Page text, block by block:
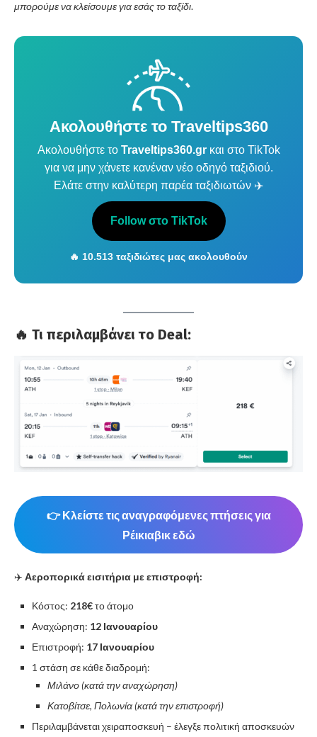
μπορούμε να κλείσουμε για εσάς το ταξίδι.
Ακολουθήστε το Traveltips360
Ακολουθήστε το Traveltips360.grκαι στο TikTok
για να μην χάνετε κανέναν νέο οδηγό ταξιδιού.
Ελάτε στην καλύτερη παρέα ταξιδιωτών ✈️
Follow στο TikTok
🔥 10.513 ταξιδιώτες μας ακολουθούν
🔥 Τι περιλαμβάνει το Deal:
👉 Κλείστε τις αναγραφόμενες πτήσεις για
Ρέικιαβικεδώ
✈️ Αεροπορικά εισιτήρια με επιστροφή:
Κόστος: 218€το άτομο
Αναχώρηση: 12 Ιανουαρίου
Επιστροφή: 17 Ιανουαρίου
1 στάση σε κάθε διαδρομή:
Μιλάνο (κατά την αναχώρηση)
Κατοβίτσε, Πολωνία (κατά την επιστροφή)
Περιλαμβάνεται χειραποσκευή – έλεγξε πολιτική αποσκευών